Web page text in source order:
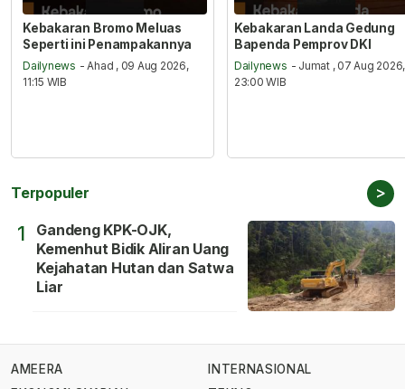
Kebakaran Bromo Meluas
Seperti ini Penampakannya
Dailynews - Ahad , 09 Aug 2026,
11:15 WIB
Kebakaran Landa Gedung
Bapenda Pemprov DKI
Dailynews - Jumat , 07 Aug 2026,
23:00 WIB
Terpopuler >
1
Gandeng KPK-OJK,
Kemenhut Bidik Aliran Uang
Kejahatan Hutan dan Satwa
Liar
AMEERA
INTERNASIONAL